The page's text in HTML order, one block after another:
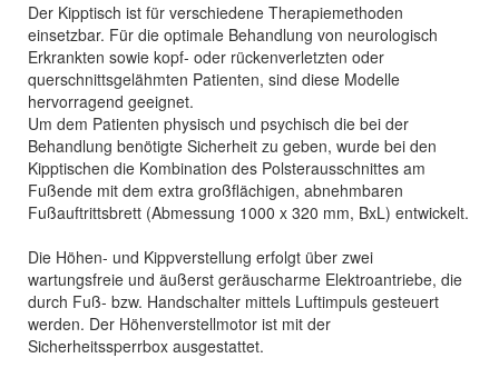
Der Kipptisch ist für verschiedene Therapiemethoden
einsetzbar. Für die optimale Behandlung von neurologisch
Erkrankten sowie kopf- oder rückenverletzten oder
querschnittsgelähmten Patienten, sind diese Modelle
hervorragend geeignet.
Um dem Patienten physisch und psychisch die bei der
Behandlung benötigte Sicherheit zu geben, wurde bei den
Kipptischen die Kombination des Polsterausschnittes am
Fußende mit dem extra großflächigen, abnehmbaren
Fußauftrittsbrett (Abmessung 1000 x 320 mm, BxL) entwickelt.
Die Höhen- und Kippverstellung erfolgt über zwei
wartungsfreie und äußerst geräuscharme Elektroantriebe, die
durch Fuß- bzw. Handschalter mittels Luftimpuls gesteuert
werden. Der Höhenverstellmotor ist mit der
Sicherheitssperrbox ausgestattet.